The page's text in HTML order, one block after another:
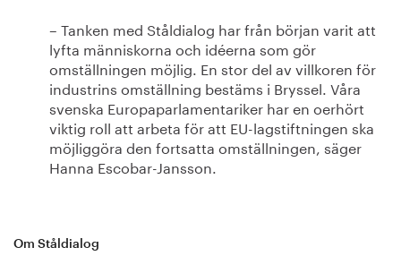
– Tanken med Ståldialog har från början varit att
lyfta människorna och idéerna som gör
omställningen möjlig. En stor del av villkoren för
industrins omställning bestäms i Bryssel. Våra
svenska Europaparlamentariker har en oerhört
viktig roll att arbeta för att EU-lagstiftningen ska
möjliggöra den fortsatta omställningen, säger
Hanna Escobar-Jansson.
Om Ståldialog